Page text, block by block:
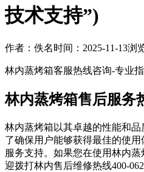
技术支持”)
作者：佚名时间：2025-11-13浏
林内蒸烤箱客服热线咨询-专业
林内蒸烤箱售后服务
林内蒸烤箱以其卓越的性能和
了确保用户能够获得最佳的使
服务支持。如果您在使用林内
迎拨打林内售后维修热线400-